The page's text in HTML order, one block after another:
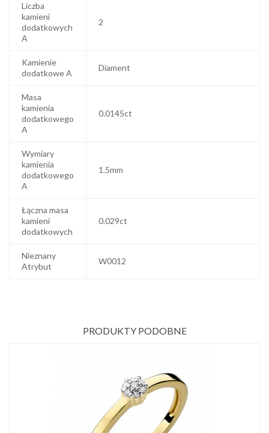
Liczba
kamieni
dodatkowych
A
2
Kamienie
dodatkowe A
Diament
Masa
kamienia
dodatkowego
A
0.0145ct
Wymiary
kamienia
dodatkowego
A
1.5mm
Łączna masa
kamieni
dodatkowych
0.029ct
Nieznany
Atrybut
W0012
PRODUKTY PODOBNE